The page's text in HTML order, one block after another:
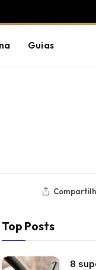
Guias
Top Posts
8